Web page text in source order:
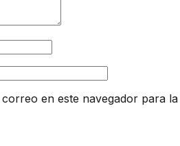
en este navegador para la